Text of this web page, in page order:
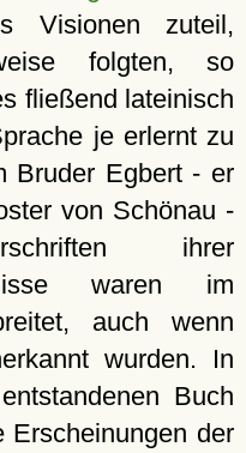
Visionen zuteil,
folgten, so
fließend lateinisch
je erlernt zu
Bruder Egbert - er
von Schönau -
ihrer
waren im
auch wenn
wurden. In
Buch
der